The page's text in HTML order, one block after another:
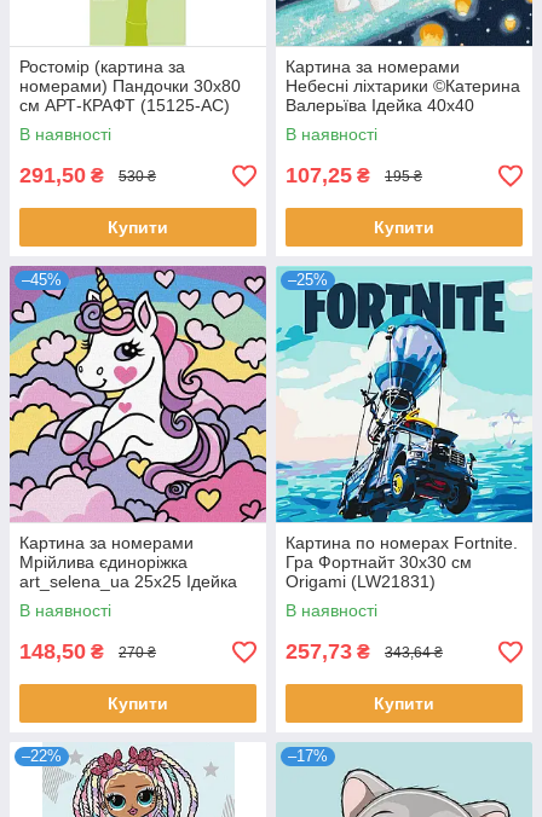
Ростомір (картина за
номерами) Пандочки 30х80
см АРТ-КРАФТ (15125-AC)
В наявності
291,50 ₴ 530 ₴
Купити
Картина за номерами
Небесні ліхтарики ©Катерина
Валерьїва Ідейка 40х40
(KHO4360)
В наявності
107,25 ₴ 195 ₴
Купити
–45%
Картина за номерами
Мрійлива єдиноріжка
art_selena_ua 25х25 Ідейка
(KHO6295)
В наявності
148,50 ₴ 270 ₴
Купити
–25%
Картина по номерах Fortnite.
Гра Фортнайт 30x30 см
Origamі (LW21831)
В наявності
257,73 ₴ 343,64 ₴
Купити
–22% –17%